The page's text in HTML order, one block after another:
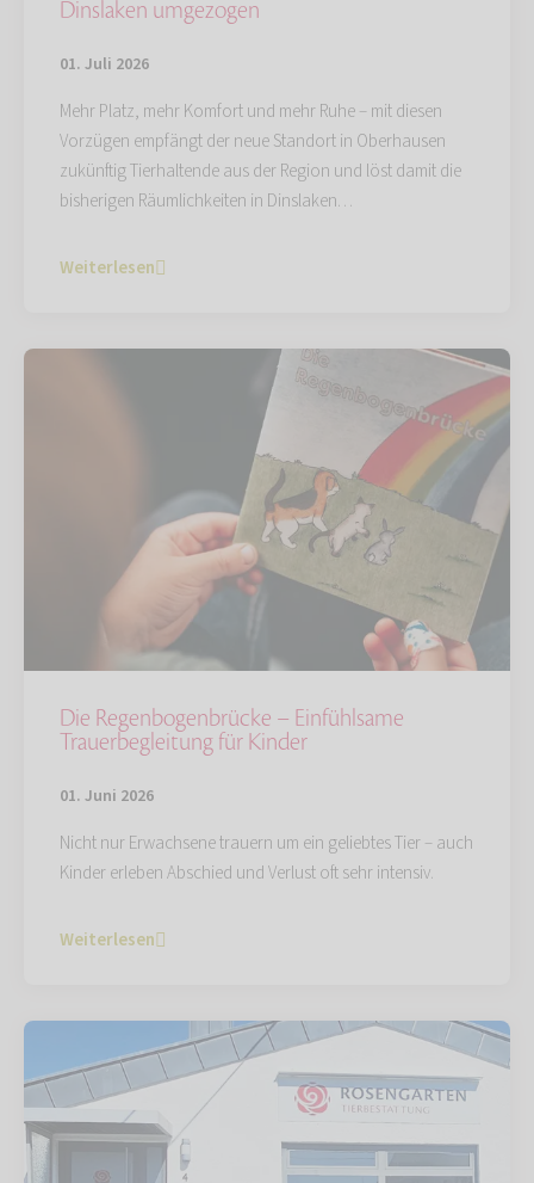
Dinslaken umgezogen
01. Juli 2026
Mehr Platz, mehr Komfort und mehr Ruhe – mit diesen
Vorzügen empfängt der neue Standort in Oberhausen
zukünftig Tierhaltende aus der Region und löst damit die
bisherigen Räumlichkeiten in Dinslaken…
Weiterlesen
Die Regenbogenbrücke – Einfühlsame
Trauerbegleitung für Kinder
01. Juni 2026
Nicht nur Erwachsene trauern um ein geliebtes Tier – auch
Kinder erleben Abschied und Verlust oft sehr intensiv.
Weiterlesen